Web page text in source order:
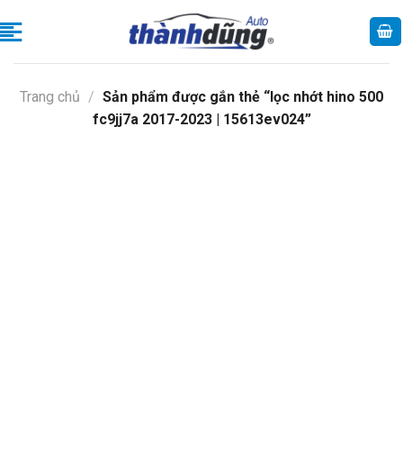
to
Trang chủ / Sản phẩm được gắn thẻ “lọc nhớt hino 500
fc9jj7a 2017-2023 | 15613ev024”